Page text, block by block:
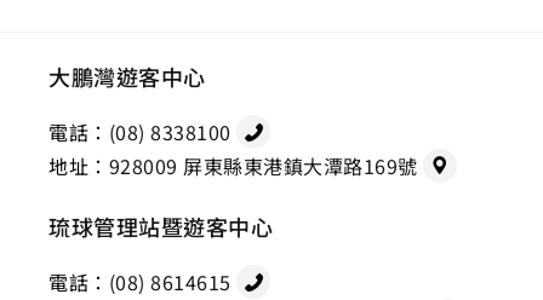
大鵬灣遊客中心
電話： (08) 8338100
地址： 928009 屏東縣東港鎮大潭路169號
琉球管理站暨遊客中心
電話： (08) 8614615